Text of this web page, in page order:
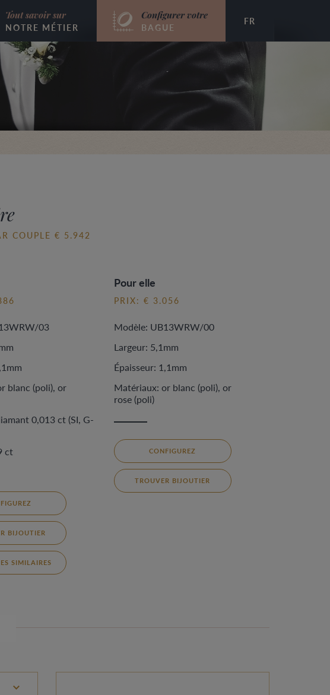
FR
Tout savoir sur
NOTRE MÉTIER
Configurer votre
BAGUE
COUPLE € 5.942
03
blanc (poli), or
0,013 ct (SI, G-
ct
BIJOUTIER
SIMILAIRES
Pour elle
PRIX: € 3.056
Modèle: UB13WRW/00
Largeur: 5,1mm
Épaisseur: 1,1mm
Matériaux: or blanc (poli), or
rose (poli)
CONFIGUREZ
TROUVER BIJOUTIER